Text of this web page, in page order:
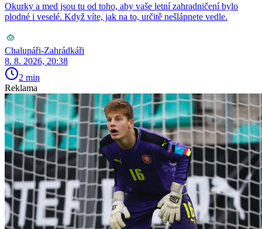
Okurky a med jsou tu od toho, aby vaše letní zahradničení bylo
plodné i veselé. Když víte, jak na to, určitě nešlápnete vedle.
Chalupáři-Zahrádkáři
8. 8. 2026, 20:38
2 min
Reklama